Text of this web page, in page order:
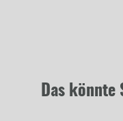
Das könnte